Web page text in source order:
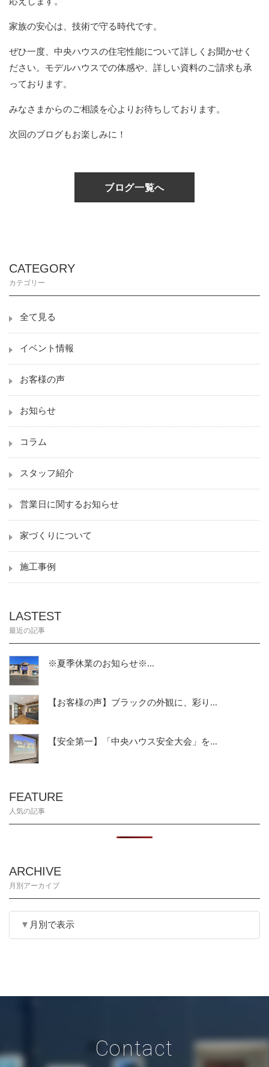
CATEGORY
カテゴリー
全て見る
イベント情報
お客様の声
お知らせ
コラム
スタッフ紹介
営業日に関するお知らせ
家づくりについて
施工事例
LASTEST
最近の記事
※夏季休業のお知らせ※...
【お客様の声】ブラックの外観に、彩り...
【安全第一】「中央ハウス安全大会」を...
FEATURE
人気の記事
ARCHIVE
月別アーカイブ
月別で表示
家族の安心は、技術で守る時代です。
ぜひ一度、中央ハウスの住宅性能について詳しくお聞かせく
ださい。 モデルハウスでの体感や、詳しい資料のご請求も承
っております。
みなさまからのご相談を心よりお待ちしております。
次回のブログもお楽しみに！
ブログ一覧へ
Contact